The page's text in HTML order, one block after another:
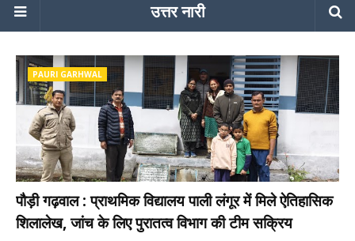
उत्तर नारी
PAURI GARHWAL
पौड़ी गढ़वाल : प्राथमिक विद्यालय पाली लंगूर में मिले ऐतिहासिक
शिलालेख, जांच के लिए पुरातत्व विभाग की टीम सक्रिय